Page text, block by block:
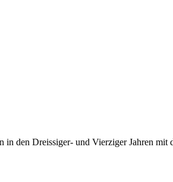
in den Dreissiger- und Vierziger Jahren mit